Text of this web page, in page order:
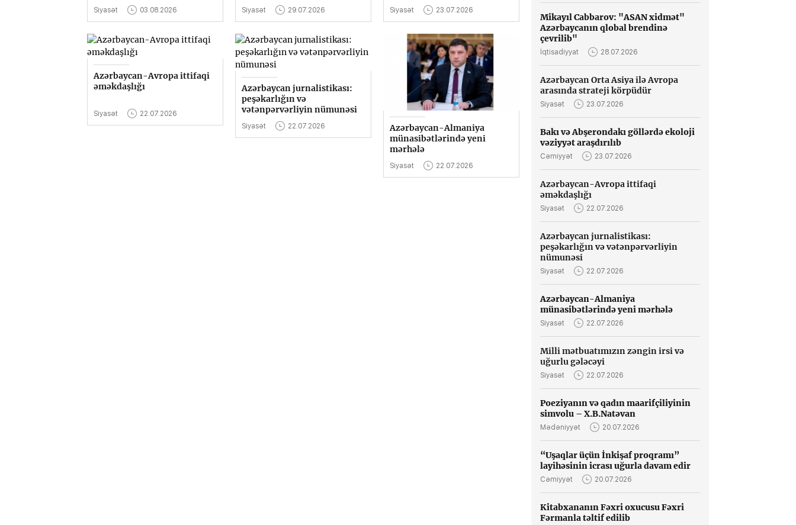
Siyasət 03.08.2026 Siyasət 29.07.2026 Siyasət 23.07.2026
Azərbaycan-Avropa ittifaqi
əməkdaşlığı
Siyasət 22.07.2026
Azərbaycan jurnalistikası:
peşəkarlığın və
vətənpərvərliyin nümunəsi
Siyasət 22.07.2026
Azərbaycan-Almaniya
münasibətlərində yeni
mərhələ
Siyasət 22.07.2026
Mikayıl Cabbarov: "ASAN xidmət"
Azərbaycanın qlobal brendinə
çevrilib"
İqtisadiyyat 28.07.2026
Azərbaycan Orta Asiya ilə Avropa
arasında strateji körpüdür
Siyasət 23.07.2026
Bakı və Abşerondakı göllərdə ekoloji
vəziyyət araşdırılıb
Cəmiyyət 23.07.2026
Azərbaycan-Avropa ittifaqi
əməkdaşlığı
Siyasət 22.07.2026
Azərbaycan jurnalistikası:
peşəkarlığın və vətənpərvərliyin
nümunəsi
Siyasət 22.07.2026
Azərbaycan-Almaniya
münasibətlərində yeni mərhələ
Siyasət 22.07.2026
Milli mətbuatımızın zəngin irsi və
uğurlu gələcəyi
Siyasət 22.07.2026
Poeziyanın və qadın maarifçiliyinin
simvolu – X.B.Natəvan
Mədəniyyət 20.07.2026
“Uşaqlar üçün İnkişaf proqramı”
layihəsinin icrası uğurla davam edir
Cəmiyyət 20.07.2026
Kitabxananın Fəxri oxucusu Fəxri
Fərmanla təltif edilib